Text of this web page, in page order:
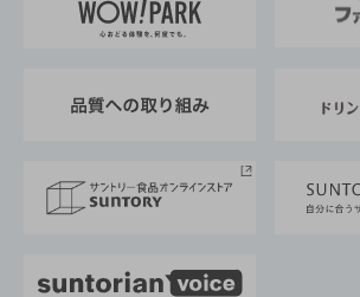
地域情報
サントリーサンバーズ大阪
サントリーが考えるサステナビリテ
企業概要
採用情報